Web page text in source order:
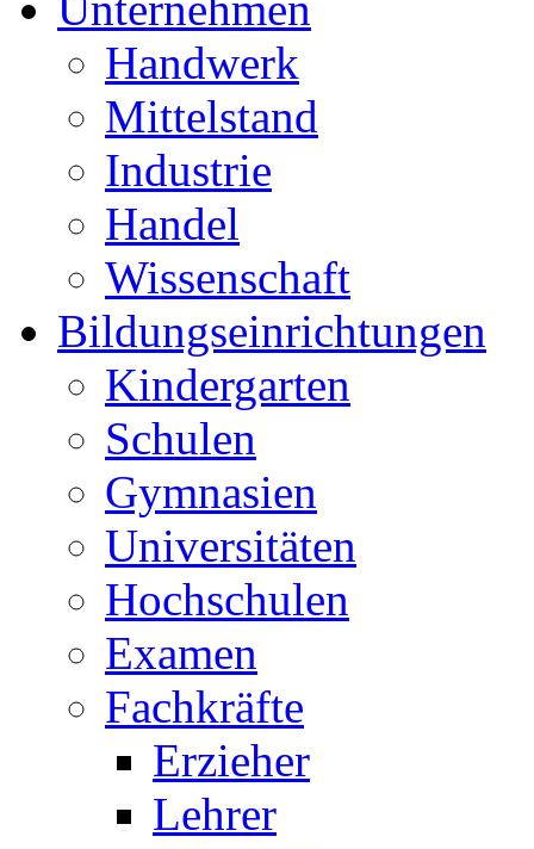
Handwerk
Mittelstand
Industrie
Handel
Wissenschaft
Bildungseinrichtungen
Kindergarten
Schulen
Gymnasien
Universitäten
Hochschulen
Examen
Fachkräfte
Erzieher
Lehrer